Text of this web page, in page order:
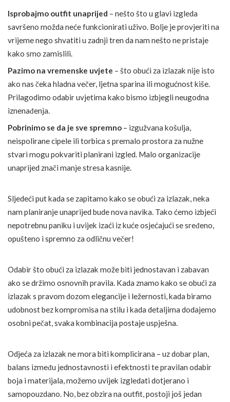
Isprobajmo outfit unaprijed – nešto što u glavi izgleda
savršeno možda neće funkcionirati uživo. Bolje je provjeriti na
vrijeme nego shvatiti u zadnji tren da nam nešto ne pristaje
kako smo zamislili.
Pazimo na vremenske uvjete – što obući za izlazak nije isto
ako nas čeka hladna večer, ljetna sparina ili mogućnost kiše.
Prilagodimo odabir uvjetima kako bismo izbjegli neugodna
iznenađenja.
Pobrinimo se da je sve spremno – izgužvana košulja,
neispolirane cipele ili torbica s premalo prostora za nužne
stvari mogu pokvariti planirani izgled. Malo organizacije
unaprijed znači manje stresa kasnije.
Sljedeći put kada se zapitamo kako se obući za izlazak, neka
nam planiranje unaprijed bude nova navika. Tako ćemo izbjeći
nepotrebnu paniku i uvijek izaći iz kuće osjećajući se sređeno,
opušteno i spremno za odličnu večer!
Odabir što obući za izlazak može biti jednostavan i zabavan
ako se držimo osnovnih pravila. Kada znamo kako se obući za
izlazak s pravom dozom elegancije i ležernosti, kada biramo
udobnost bez kompromisa na stilu i kada detaljima dodajemo
osobni pečat, svaka kombinacija postaje uspješna.
Odjeća za izlazak ne mora biti komplicirana – uz dobar plan,
balans između jednostavnosti i efektnosti te pravilan odabir
boja i materijala, možemo uvijek izgledati dotjerano i
samopouzdano. No, bez obzira na outfit, postoji još jedan